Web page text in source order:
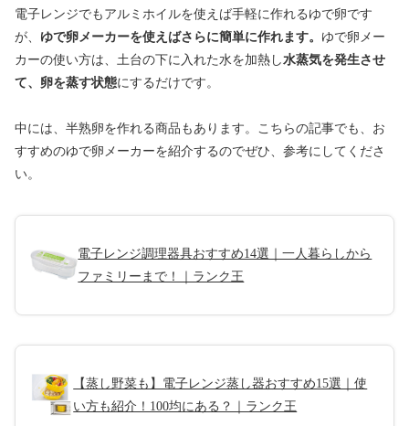
電子レンジでもアルミホイルを使えば手軽に作れるゆで卵です
が、 ゆで卵メーカーを使えばさらに簡単に作れます。 ゆで卵メー
カーの使い方は、土台の下に入れた水を加熱し水蒸気を発生させ
て、卵を蒸す状態にするだけです。
中には、半熟卵を作れる商品もあります。
こちらの記事でも、お
すすめのゆで卵メーカーを紹介するのでぜひ、参考にしてくださ
い。
電子レンジ調理器具おすすめ14選｜一人暮らしから
ファミリーまで！｜ランク王
【蒸し野菜も】電子レンジ蒸し器おすすめ15選｜使
い方も紹介！100均にある？｜ランク王